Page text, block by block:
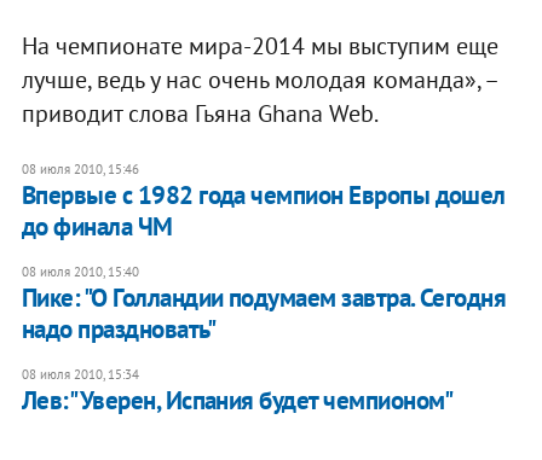
На чемпионате мира-2014 мы выступим еще
лучше, ведь у нас очень молодая команда», –
приводит слова Гьяна Ghana Web.
08 июля 2010, 15:46
Впервые с 1982 года чемпион Европы дошел
до финала ЧМ
08 июля 2010, 15:40
Пике: "О Голландии подумаем завтра. Сегодня
надо праздновать"
08 июля 2010, 15:34
Лев:" Уверен, Испания будет чемпионом"